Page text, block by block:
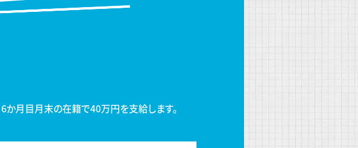
月目月末の在籍で40万円を支給します。